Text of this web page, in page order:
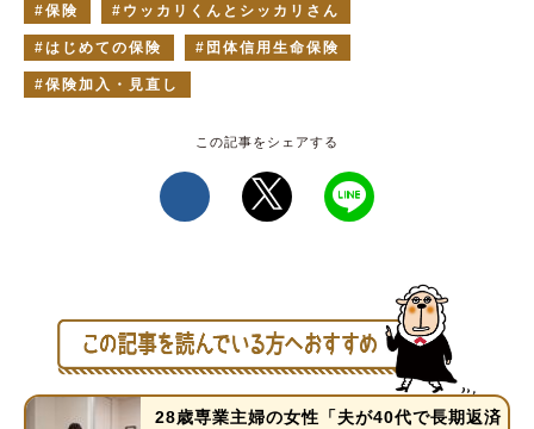
保険 ウッカリくんとシッカリさん
はじめての保険 団体信用生命保険
保険加入・見直し
28歳専業主婦の女性「夫が40代で長期返済